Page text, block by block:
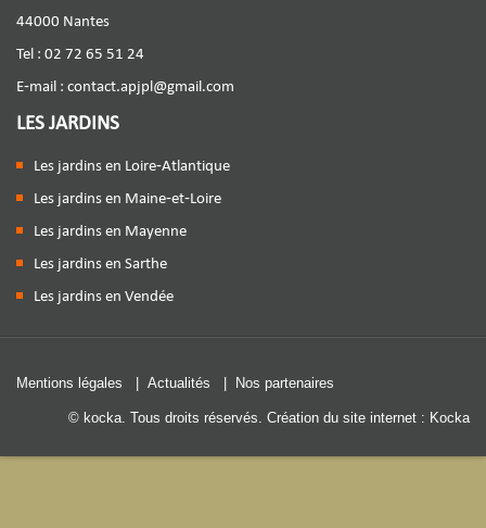
44000 Nantes
Tel : 02 72 65 51 24
E-mail : contact.apjpl@gmail.com
LES JARDINS
Les jardins en Loire-Atlantique
Les jardins en Maine-et-Loire
Les jardins en Mayenne
Les jardins en Sarthe
Les jardins en Vendée
Mentions légales | Actualités | Nos partenaires
© kocka. Tous droits réservés. Création du site internet : Kocka